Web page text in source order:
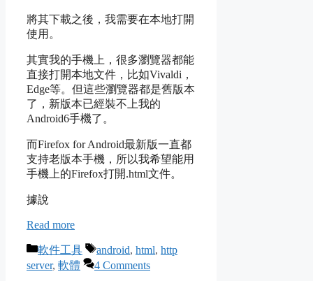
將其下載之後，我需要在本地打開
使用。
其實我的手機上，很多瀏覽器都能
直接打開本地文件，比如Vivaldi，
Edge等。但這些瀏覽器都是舊版本
了，新版本已經裝不上我的
Android6手機了。
而Firefox for Android最新版一直都
支持老版本手機，所以我希望能用
手機上的Firefox打開.html文件。
據說
Read more
Categories
軟件工具 Tags
android, html, http
server, 軟體 4 Comments